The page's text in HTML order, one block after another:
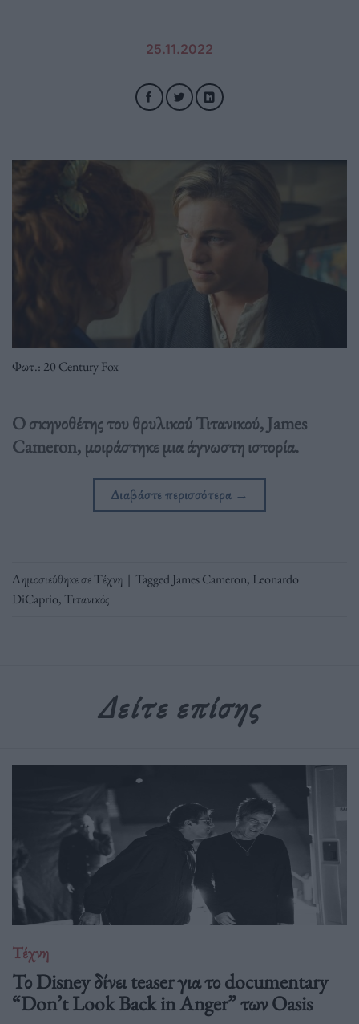
25.11.2022
Φωτ.: 20 Century Fox
Ο σκηνοθέτης του θρυλικού Τιτανικού, James
Cameron, μοιράστηκε μια άγνωστη ιστορία.
Διαβάστε περισσότερα →
Δημοσιεύθηκε σεΤέχνη | TaggedJames Cameron, Leonardo
DiCaprio, Τιτανικός
Δείτε επίσης
Τέχνη
Το Disney δίνει teaser για το documentary
“Don’t Look Back in Anger” των Oasis